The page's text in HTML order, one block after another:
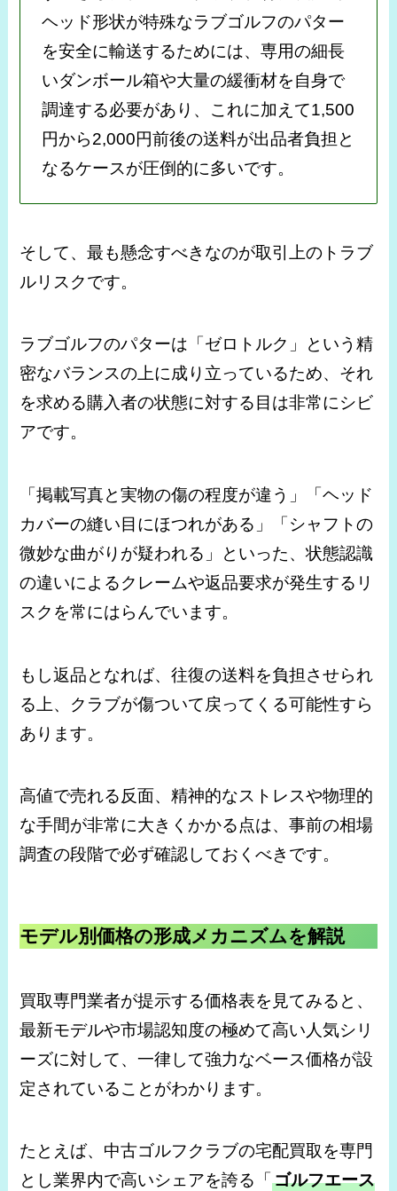
ヘッド形状が特殊なラブゴルフのパター
を安全に輸送するためには、専用の細長
いダンボール箱や大量の緩衝材を自身で
調達する必要があり、これに加えて1,500
円から2,000円前後の送料が出品者負担と
なるケースが圧倒的に多いです。
そして、最も懸念すべきなのが取引上のトラブ
ルリスクです。
ラブゴルフのパターは「ゼロトルク」という精
密なバランスの上に成り立っているため、それ
を求める購入者の状態に対する目は非常にシビ
アです。
「掲載写真と実物の傷の程度が違う」「ヘッド
カバーの縫い目にほつれがある」「シャフトの
微妙な曲がりが疑われる」といった、状態認識
の違いによるクレームや返品要求が発生するリ
スクを常にはらんでいます。
もし返品となれば、往復の送料を負担させられ
る上、クラブが傷ついて戻ってくる可能性すら
あります。
高値で売れる反面、精神的なストレスや物理的
な手間が非常に大きくかかる点は、事前の相場
調査の段階で必ず確認しておくべきです。
モデル別価格の形成メカニズムを解説
買取専門業者が提示する価格表を見てみると、
最新モデルや市場認知度の極めて高い人気シリ
ーズに対して、一律して強力なベース価格が設
定されていることがわかります。
たとえば、中古ゴルフクラブの宅配買取を専門
とし業界内で高いシェアを誇る「ゴルフエース